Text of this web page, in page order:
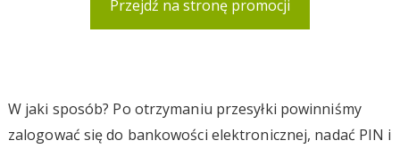
Przejdź na stronę promocji
W jaki sposób? Po otrzymaniu przesyłki powinniśmy
zalogować się do bankowości elektronicznej, nadać PIN i